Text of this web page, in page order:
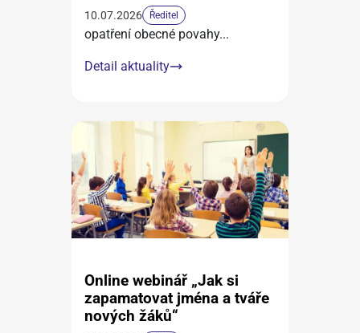
10.07.2026 Ředitel
opatření obecné povahy...
Detail aktuality
Online webinář „Jak si
zapamatovat jména a tváře
nových žáků“